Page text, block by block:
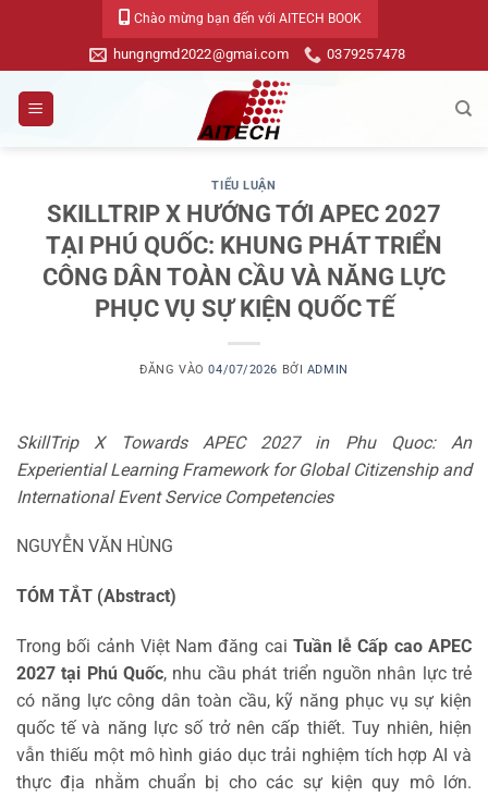
nội
dung
Chào mừng bạn đến với AITECH BOOK
hungngmd2022@gmai.com 0379257478
TIỂU LUẬN
SKILLTRIP X HƯỚNG TỚI APEC 2027
TẠI PHÚ QUỐC: KHUNG PHÁT TRIỂN
CÔNG DÂN TOÀN CẦU VÀ NĂNG LỰC
PHỤC VỤ SỰ KIỆN QUỐC TẾ
ĐĂNG VÀO04/07/2026 BỞI ADMIN
SkillTrip X Towards APEC 2027 in Phu Quoc: An
Experiential Learning Framework for Global Citizenship and
International Event Service Competencies
NGUYỄN VĂN HÙNG
TÓM TẮT (Abstract)
Trong bối cảnh Việt Nam đăng cai Tuần lễ Cấp cao APEC
2027 tại Phú Quốc, nhu cầu phát triển nguồn nhân lực trẻ
có năng lực công dân toàn cầu, kỹ năng phục vụ sự kiện
quốc tế và năng lực số trở nên cấp thiết. Tuy nhiên, hiện
vẫn thiếu một mô hình giáo dục trải nghiệm tích hợp AI và
thực địa nhằm chuẩn bị cho các sự kiện quy mô lớn.